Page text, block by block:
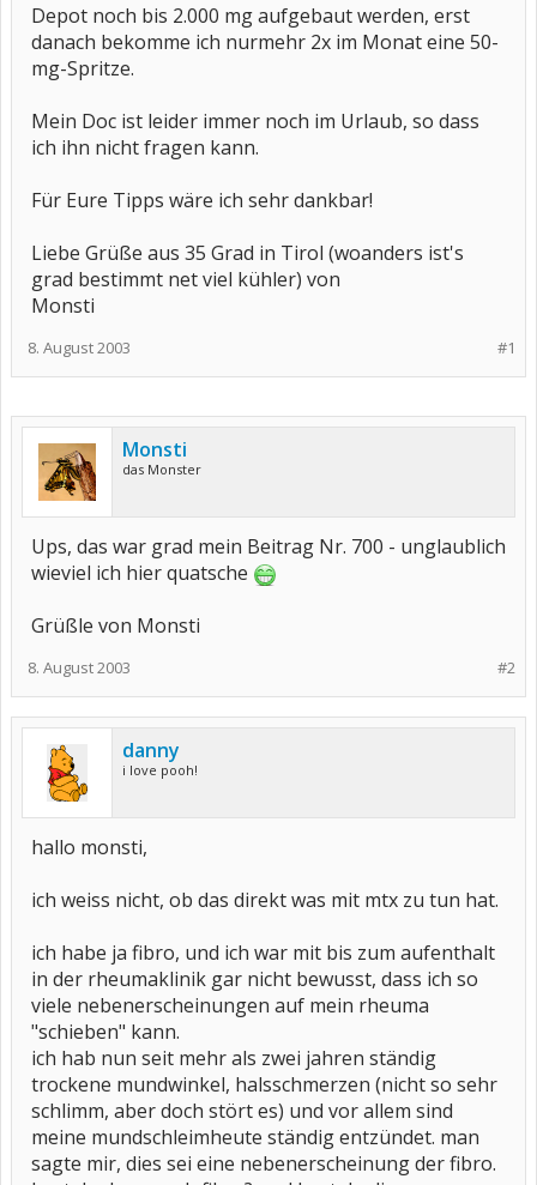
Depot noch bis 2.000 mg aufgebaut werden, erst
danach bekomme ich nurmehr 2x im Monat eine 50-
mg-Spritze.
Mein Doc ist leider immer noch im Urlaub, so dass
ich ihn nicht fragen kann.
Für Eure Tipps wäre ich sehr dankbar!
Liebe Grüße aus 35 Grad in Tirol (woanders ist's
grad bestimmt net viel kühler) von
Monsti
#1
8. August 2003
Monsti
das Monster
Ups, das war grad mein Beitrag Nr. 700 - unglaublich
wieviel ich hier quatsche
Grüßle von Monsti
#2
8. August 2003
danny
i love pooh!
hallo monsti,
ich weiss nicht, ob das direkt was mit mtx zu tun hat.
ich habe ja fibro, und ich war mit bis zum aufenthalt
in der rheumaklinik gar nicht bewusst, dass ich so
viele nebenerscheinungen auf mein rheuma
"schieben" kann.
ich hab nun seit mehr als zwei jahren ständig
trockene mundwinkel, halsschmerzen (nicht so sehr
schlimm, aber doch stört es) und vor allem sind
meine mundschleimheute ständig entzündet. man
sagte mir, dies sei eine nebenerscheinung der fibro.